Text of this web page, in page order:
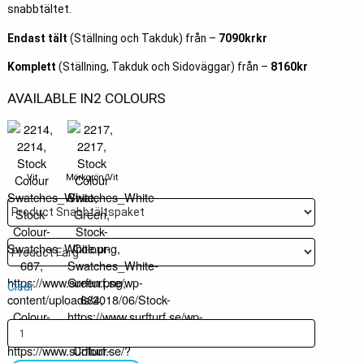
snabbtältet.
Endast tält (Ställning och Takduk) från – 7090krkr
Komplett (Ställning, Takduk och Sidoväggar) från – 8160kr
AVAILABLE IN2 COLOURS
Vit Mörkgrön/Vit
Clear